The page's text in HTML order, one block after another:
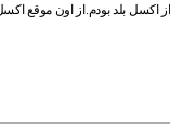
بلد بودم.از اون موقع